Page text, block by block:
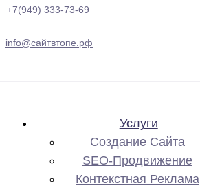
+7(949) 333-73-69
info@сайтвтопе.рф
Услуги
Создание Сайта
SEO-Продвижение
Контекстная Реклама